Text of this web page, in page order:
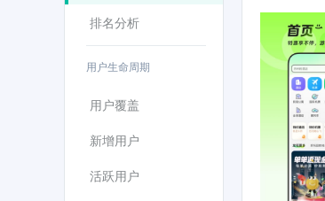
在线退改，更享购票九折优惠
优惠券应有尽有，便捷乘车满足
票、度假周边游一日游、团购
享特价福利、领大额红包、玩
排名分析
用户生命周期
用户覆盖
新增用户
活跃用户